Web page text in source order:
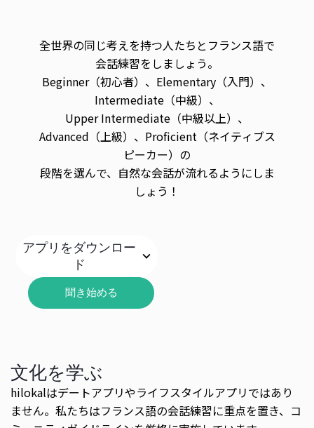
全世界の同じ考えを持つ人たちとフランス語で
会話練習をしましょう。
Beginner（初心者）、Elementary（入門）、
Intermediate（中級）、
Upper Intermediate（中級以上）、
Advanced（上級）、Proficient（ネイティブス
ピーカー）の
段階を選んで、自然な会話が流れるようにしま
しょう！
アプリをダウンロー
ド
聞き始める
文化を学ぶ
hilokalはデートアプリやライフスタイルアプリではあり
ません。私たちはフランス語の会話練習に重点を置き、コ